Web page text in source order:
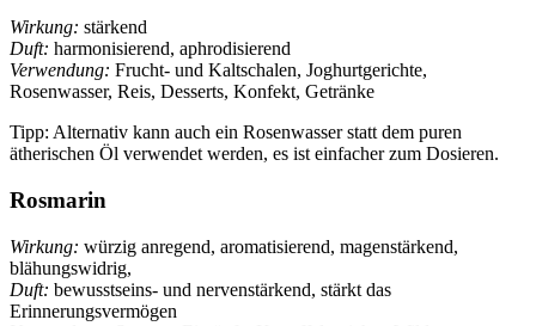
Wirkung: stärkend
Duft: harmonisierend, aphrodisierend
Verwendung: Frucht- und Kaltschalen, Joghurtgerichte,
Rosenwasser, Reis, Desserts, Konfekt, Getränke
Tipp: Alternativ kann auch ein Rosenwasser statt dem puren
ätherischen Öl verwendet werden, es ist einfacher zum Dosieren.
Rosmarin
Wirkung: würzig anregend, aromatisierend, magenstärkend,
blähungswidrig,
Duft: bewusstseins- und nervenstärkend, stärkt das
Erinnerungsvermögen